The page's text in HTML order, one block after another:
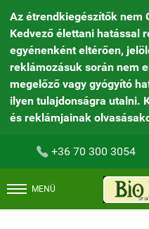
Az étrendkiegészítők nem
Kedvező élettani hatással
egyénenként eltérően,
reklámozásuk során nem
megelőző vagy gyógyító
ilyen tulajdonságra utalni.
és reklámjainak
 +36 70 300 3054
MENÜ